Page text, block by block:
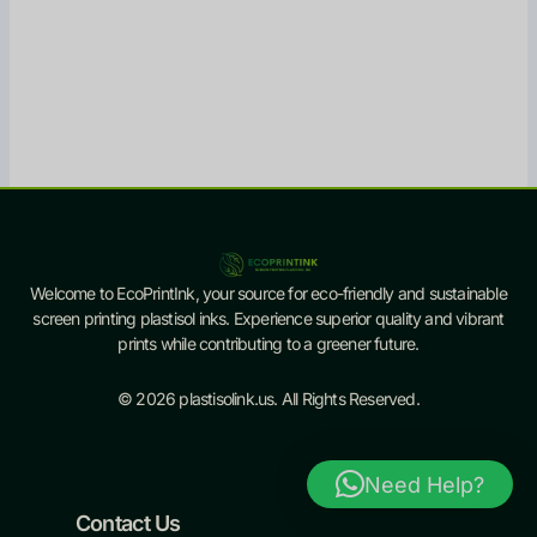
Welcome to EcoPrintInk, your source for eco-friendly and sustainable
screen printing plastisol inks. Experience superior quality and vibrant
prints while contributing to a greener future.
© 2026 plastisolink.us. All Rights Reserved.
Contact Us
Need Help?